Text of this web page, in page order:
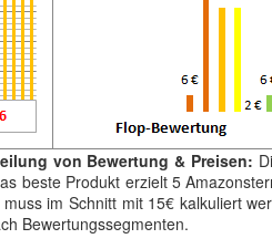
von Bewertung & Preisen:
beste Produkt erzielt 5
im Schnitt mit 15€ kalkuliert
Bewertungssegmenten.